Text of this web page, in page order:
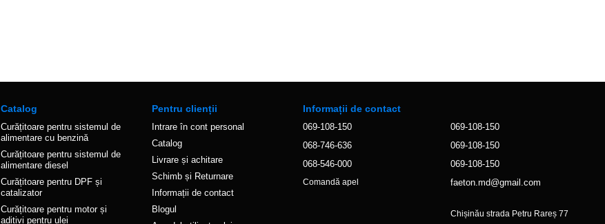
Catalog
Curățitoare pentru sistemul de
alimentare cu benzină
Curățitoare pentru sistemul de
alimentare diesel
Curățitoare pentru DPF și
catalizator
Curățitoare pentru motor și
aditivi pentru ulei
Pentru clienții
Intrare în cont personal
Catalog
Livrare și achitare
Schimb și Returnare
Informații de contact
Blogul
Informații de contact
069-108-150
068-746-636
068-546-000
Comandă apel
069-108-150
069-108-150
069-108-150
faeton.md@gmail.com
Chișinău strada Petru Rareș 77